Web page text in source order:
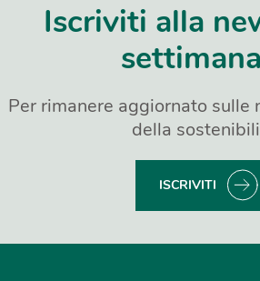
Iscriviti alla
Per rimanere aggiornato sulle
della
ISCRIVITI